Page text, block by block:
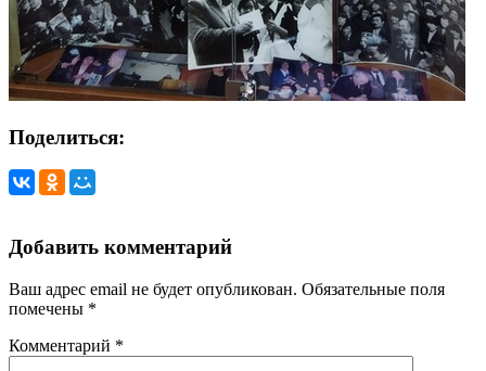
Поделиться:
Добавить комментарий
Ваш адрес email не будет опубликован. Обязательные поля
помечены *
Комментарий *